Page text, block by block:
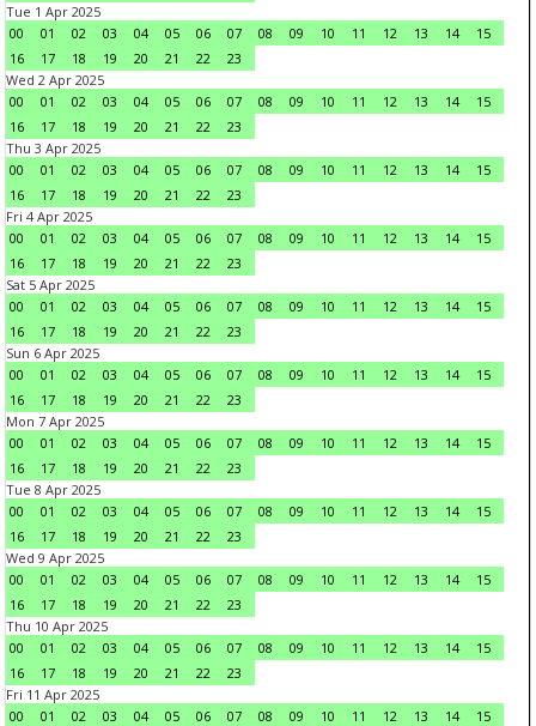
Tue 1 Apr 2025
00
01 02 03 04 05 06 07 08 09 10 11 12 13 14
15
16
17 18 19 20 21 22
23
Wed 2 Apr 2025
00
01 02 03 04 05 06 07 08 09 10 11 12 13 14
15
16
17 18 19 20 21 22
23
Thu 3 Apr 2025
00
01 02 03 04 05 06 07 08 09 10 11 12 13 14
15
16
17 18 19 20 21 22
23
Fri 4 Apr 2025
00
01 02 03 04 05 06 07 08 09 10 11 12 13 14
15
16
17 18 19 20 21 22
23
Sat 5 Apr 2025
00
01 02 03 04 05 06 07 08 09 10 11 12 13 14
15
16
17 18 19 20 21 22
23
Sun 6 Apr 2025
00
01 02 03 04 05 06 07 08 09 10 11 12 13 14
15
16
17 18 19 20 21 22
23
Mon 7 Apr 2025
00
01 02 03 04 05 06 07 08 09 10 11 12 13 14
15
16
17 18 19 20 21 22
23
Tue 8 Apr 2025
00
01 02 03 04 05 06 07 08 09 10 11 12 13 14
15
16
17 18 19 20 21 22
23
Wed 9 Apr 2025
00
01 02 03 04 05 06 07 08 09 10 11 12 13 14
15
16
17 18 19 20 21 22
23
Thu 10 Apr 2025
00
01 02 03 04 05 06 07 08 09 10 11 12 13 14
15
16
17 18 19 20 21 22
23
Fri 11 Apr 2025
00
01 02 03 04 05 06 07 08 09 10 11 12 13 14
15